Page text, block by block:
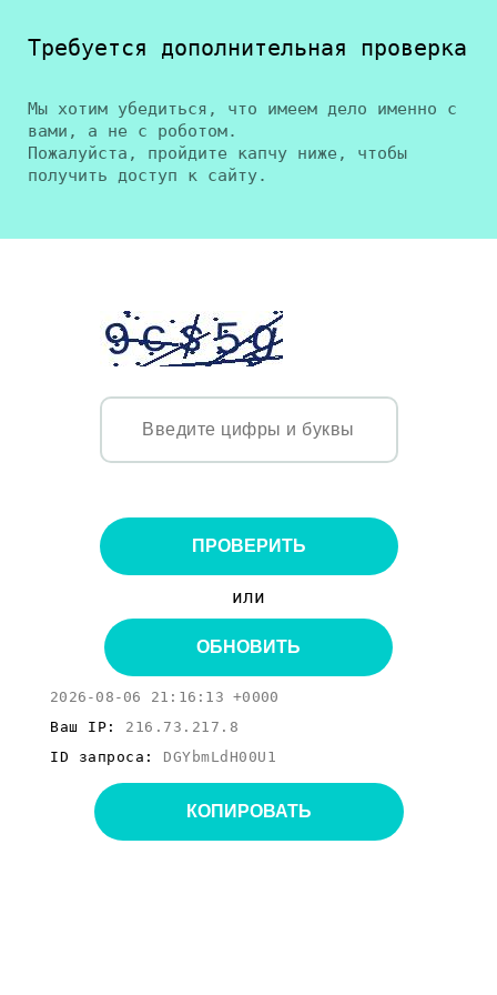
Требуется дополнительная проверка
Мы хотим убедиться, что имеем дело именно с
вами, а не с роботом.
Пожалуйста, пройдите капчу ниже, чтобы
получить доступ к сайту.
ПРОВЕРИТЬ
или
ОБНОВИТЬ
2026-08-06 21:16:13 +0000
Ваш IP: 216.73.217.8
ID запроса: DGYbmLdH00U1
КОПИРОВАТЬ